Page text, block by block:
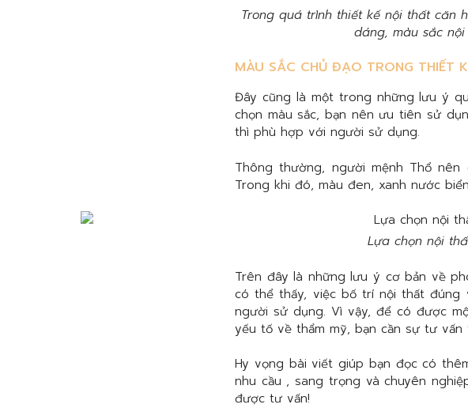
Trong quá trình thiết kế nội thất căn
dáng, màu sắc
MÀU SẮC CHỦ ĐẠO TRONG THIẾT
Đây cũng là một trong những lưu ý
chọn màu sắc, bạn nên ưu tiên sử
thì phù hợp với người sử dụng.
Thông thường, người mệnh Thổ
Trong khi đó, màu đen, xanh nước
Lựa chọn nội
Trên đây là những lưu ý cơ bản về
có thể thấy, việc bố trí nội thất đúng
người sử dụng. Vì vậy, để có được
yếu tố về thẩm mỹ, bạn cần sự tư
Hy vọng bài viết giúp bạn đọc có
nhu cầu , sang trọng và chuyên
được tư vấn!